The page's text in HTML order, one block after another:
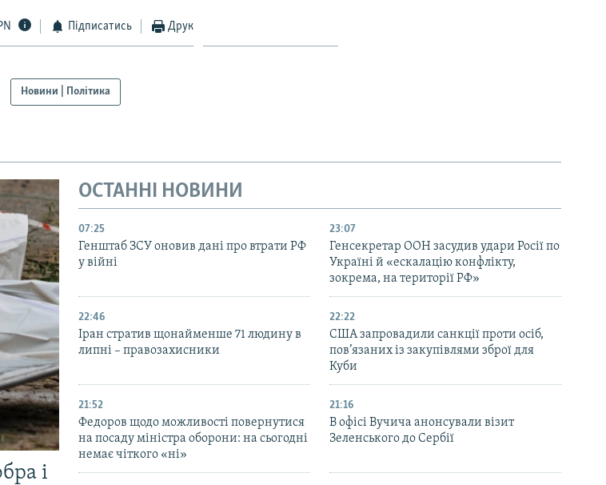
Підписатись Друк
Новини | Політика
і
ОСТАННІ НОВИНИ
07:25
Генштаб ЗСУ оновив дані про втрати РФ
у війні
23:07
Генсекретар ООН засудив удари Росії по
Україні й «ескалацію конфлікту,
зокрема, на території РФ»
22:46
Іран стратив щонайменше 71 людину в
липні – правозахисники
22:22
США запровадили санкції проти осіб,
пов’язаних із закупівлями зброї для
Куби
21:52
Федоров щодо можливості повернутися
на посаду міністра оборони: на сьогодні
немає чіткого «ні»
21:16
В офісі Вучича анонсували візит
Зеленського до Сербії